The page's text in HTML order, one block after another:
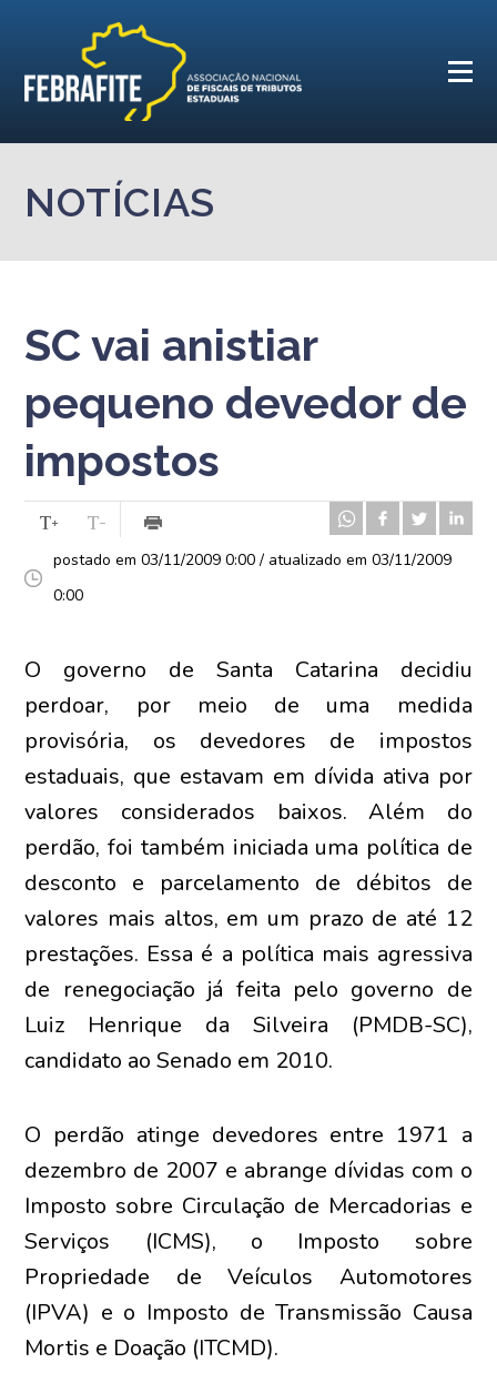
NOTÍCIAS
SC vai anistiar
pequeno devedor de
impostos
postado em 03/11/2009 0:00 / atualizado em 03/11/2009
0:00
O governo de Santa Catarina decidiu
perdoar, por meio de uma medida
provisória, os devedores de impostos
estaduais, que estavam em dívida ativa por
valores considerados baixos. Além do
perdão, foi também iniciada uma política de
desconto e parcelamento de débitos de
valores mais altos, em um prazo de até 12
prestações. Essa é a política mais agressiva
de renegociação já feita pelo governo de
Luiz Henrique da Silveira (PMDB-SC),
candidato ao Senado em 2010.
O perdão atinge devedores entre 1971 a
dezembro de 2007 e abrange dívidas com o
Imposto sobre Circulação de Mercadorias e
Serviços (ICMS), o Imposto sobre
Propriedade de Veículos Automotores
(IPVA) e o Imposto de Transmissão Causa
Mortis e Doação (ITCMD).